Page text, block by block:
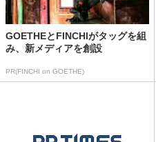
GOETHEとFINCHIがタッグを組
み、新メディアを創設
PR(FINCHI on GOETHE)